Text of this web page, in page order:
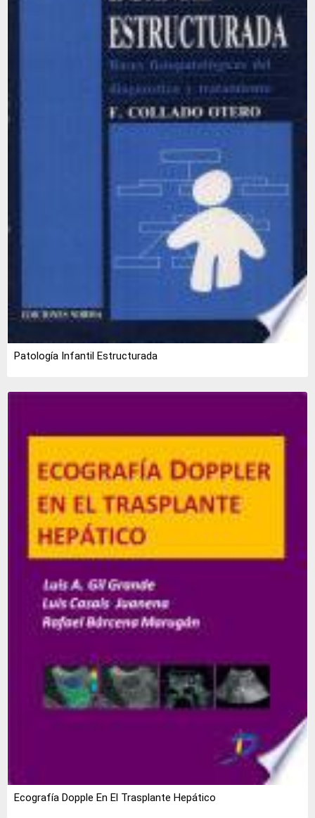
Patología Infantil Estructurada
Ecografía Dopple En El Trasplante Hepático